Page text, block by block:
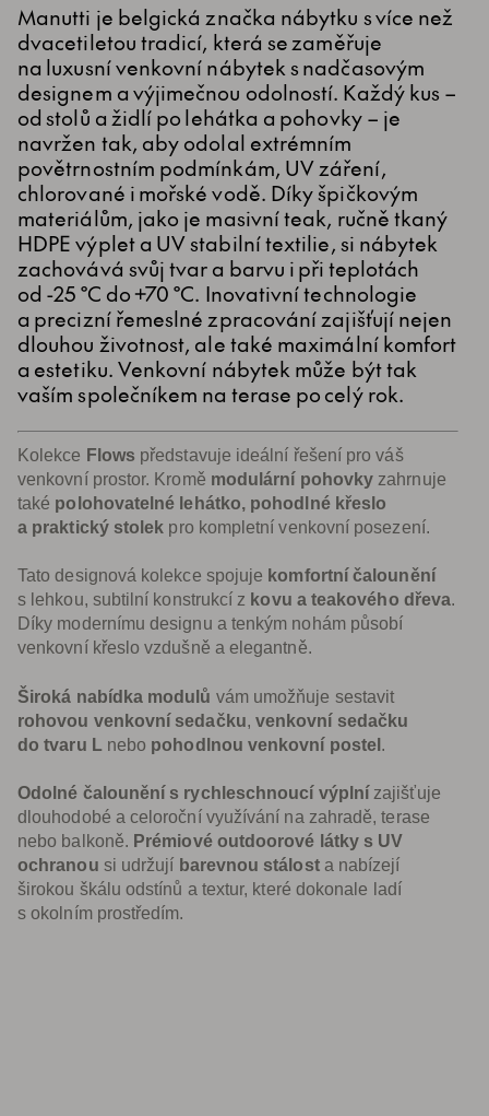
Manutti je belgická značka nábytku s více než
dvacetiletou tradicí, která se zaměřuje
na luxusní venkovní nábytek s nadčasovým
designem a výjimečnou odolností. Každý kus –
od stolů a židlí po lehátka a pohovky – je
navržen tak, aby odolal extrémním
povětrnostním podmínkám, UV záření,
chlorované i mořské vodě. Díky špičkovým
materiálům, jako je masivní teak, ručně tkaný
HDPE výplet a UV stabilní textilie, si nábytek
zachovává svůj tvar a barvu i při teplotách
od -25 °C do +70 °C. Inovativní technologie
a precizní řemeslné zpracování zajišťují nejen
dlouhou životnost, ale také maximální komfort
a estetiku. Venkovní nábytek může být tak
vaším společníkem na terase po celý rok.
Kolekce Flows představuje ideální řešení pro váš
venkovní prostor. Kromě modulární pohovky zahrnuje
také polohovatelné lehátko, pohodlné křeslo
a praktický stolek pro kompletní venkovní posezení.
Tato designová kolekce spojuje komfortní čalounění
s lehkou, subtilní konstrukcí z kovu a teakového dřeva.
Díky modernímu designu a tenkým nohám působí
venkovní křeslo vzdušně a elegantně.
Široká nabídka modulů vám umožňuje sestavit
rohovou venkovní sedačku, venkovní sedačku
do tvaru L nebo pohodlnou venkovní postel .
Odolné čalounění s rychleschnoucí výplní zajišťuje
dlouhodobé a celoroční využívání na zahradě, terase
nebo balkoně. Prémiové outdoorové látky s UV
ochranou si udržují barevnou stálosta nabízejí
širokou škálu odstínů a textur, které dokonale ladí
s okolním prostředím.